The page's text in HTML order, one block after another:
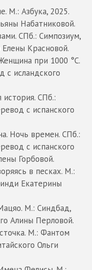
М.: Азбука, 2025.
Набатниковой.
СПб.: Симпозиум,
Красновой.
при 1000 °C.
с исландского
СПб.:
с испанского
Ночь времен. СПб.:
с испанского
Горбовой.
в песках. М.:
Екатерины
М.: Синдбад,
Алины Перловой.
М.: Фантом
Ольги